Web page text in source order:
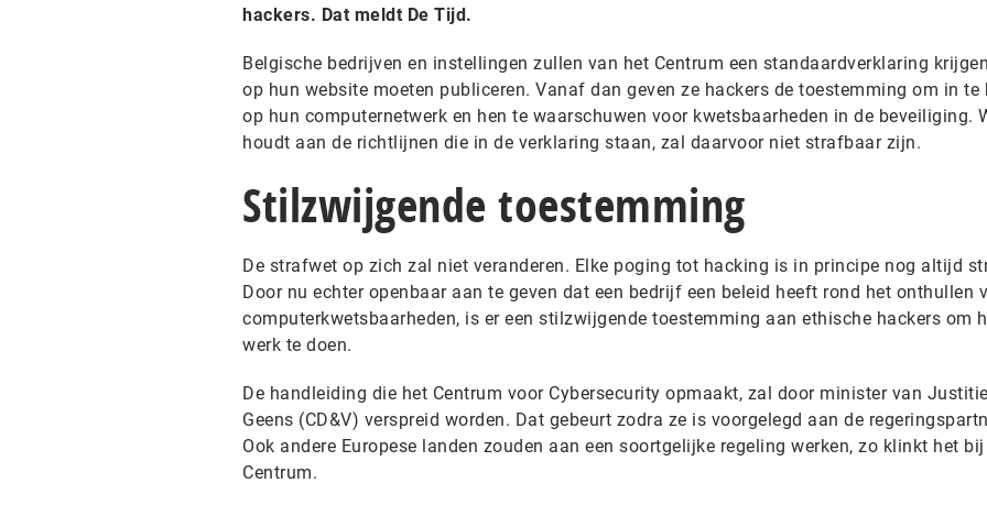
hackers. Dat meldt De Tijd.
Belgische bedrijven en instellingen zullen van het Centrum een standaardverklaring
op hun website moeten publiceren. Vanaf dan geven ze hackers de toestemming om in te
op hun computernetwerk en hen te waarschuwen voor kwetsbaarheden in de beveiliging.
houdt aan de richtlijnen die in de verklaring staan, zal daarvoor niet strafbaar zijn.
Stilzwijgende toestemming
De strafwet op zich zal niet veranderen. Elke poging tot hacking is in principe nog altijd
Door nu echter openbaar aan te geven dat een bedrijf een beleid heeft rond het onthullen
computerkwetsbaarheden, is er een stilzwijgende toestemming aan ethische hackers om
werk te doen.
De handleiding die het Centrum voor Cybersecurity opmaakt, zal door minister van
Geens (CD&V) verspreid worden. Dat gebeurt zodra ze is voorgelegd aan de
Ook andere Europese landen zouden aan een soortgelijke regeling werken, zo klinkt het
Centrum.